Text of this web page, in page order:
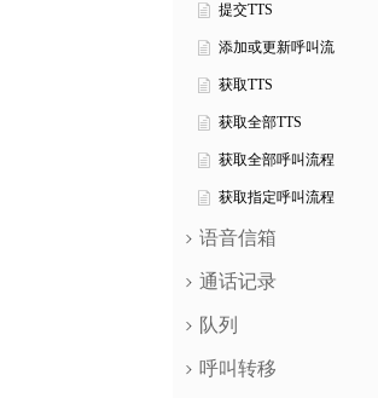
提交TTS
添加或更新呼叫流
获取TTS
获取全部TTS
获取全部呼叫流程
获取指定呼叫流程
语音信箱
通话记录
队列
呼叫转移